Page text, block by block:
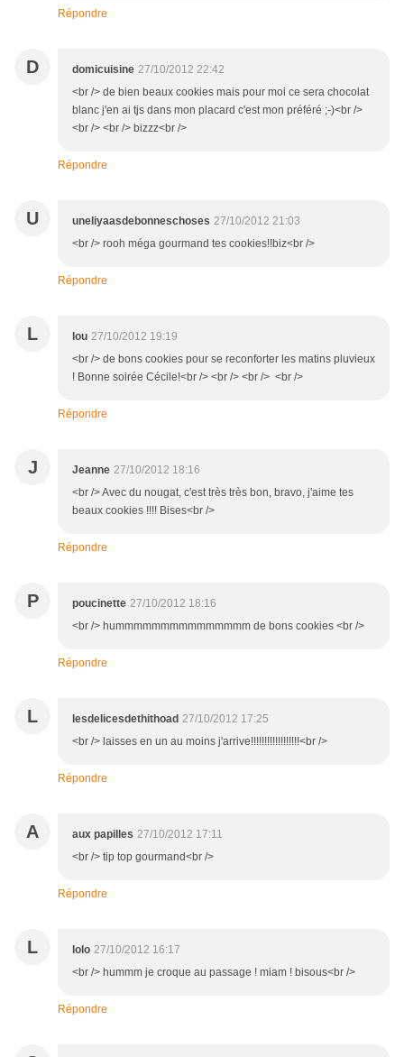
Répondre
D domicuisine 27/10/2012 22:42
<br /> de bien beaux cookies mais pour moi ce sera chocolat
blanc j'en ai tjs dans mon placard c'est mon préféré ;-)<br />
<br /> <br /> bizzz<br />
Répondre
U uneliyaasdebonneschoses 27/10/2012 21:03
<br /> rooh méga gourmand tes cookies!!biz<br />
Répondre
L lou 27/10/2012 19:19
<br /> de bons cookies pour se reconforter les matins pluvieux
! Bonne soirée Cécile!<br /> <br /> <br /> <br />
Répondre
J Jeanne 27/10/2012 18:16
<br /> Avec du nougat, c'est très très bon, bravo, j'aime tes
beaux cookies !!!! Bises<br />
Répondre
P poucinette 27/10/2012 18:16
<br /> hummmmmmmmmmmmmmm de bons cookies <br />
Répondre
L lesdelicesdethithoad 27/10/2012 17:25
<br /> laisses en un au moins j'arrive!!!!!!!!!!!!!!!!!!<br />
Répondre
A aux papilles 27/10/2012 17:11
<br /> tip top gourmand<br />
Répondre
L lolo 27/10/2012 16:17
<br /> hummm je croque au passage ! miam ! bisous<br />
Répondre